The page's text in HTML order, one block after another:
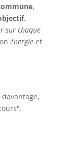
,
.
sur chaque
énergieet